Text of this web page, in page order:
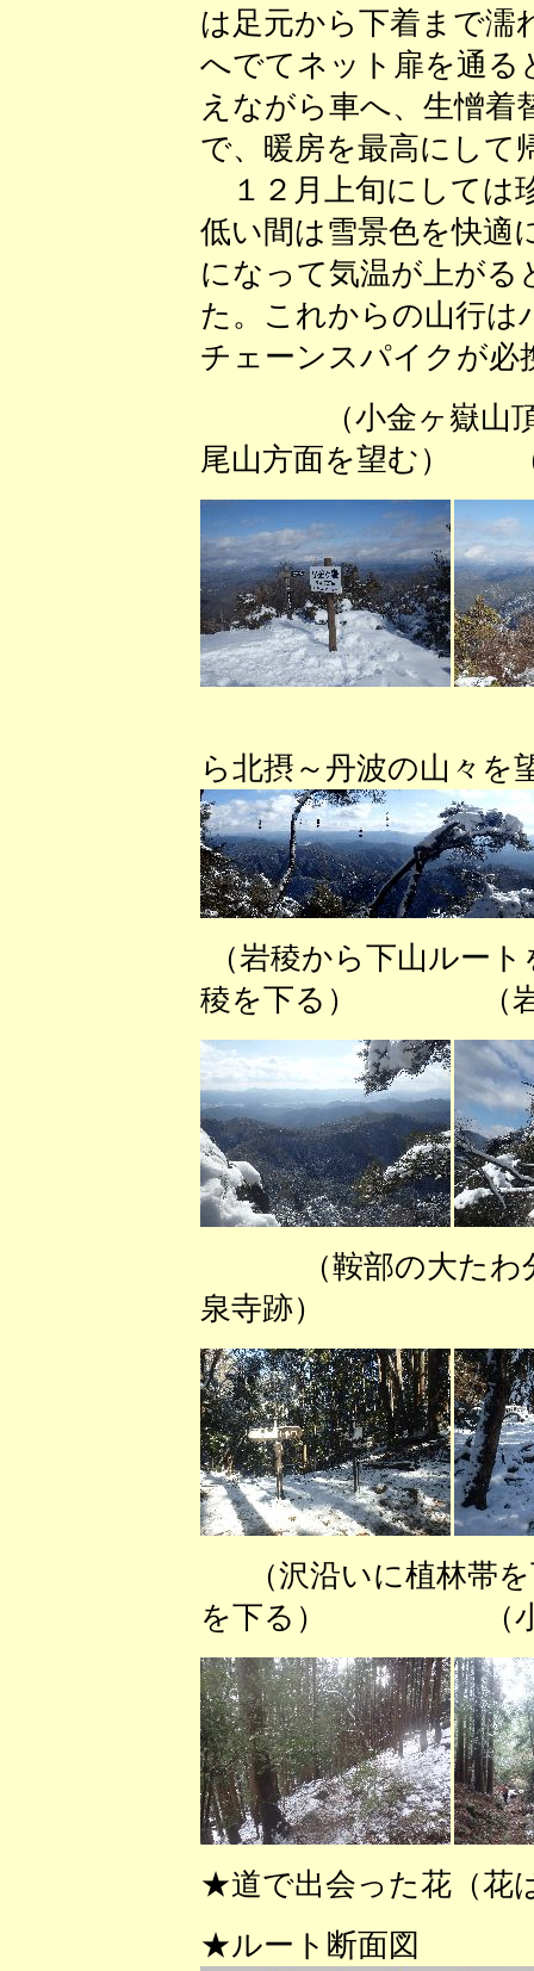
は足元から下着まで濡
へでてネット扉を通る
えながら車へ、生憎着
で、暖房を最高にして
１２月上旬にしては
低い間は雪景色を快適
になって気温が上がる
た。これからの山行は
チェーンスパイクが必
（小金ヶ嶽山
尾山方面を望む） （
ら北摂～丹波の山々を
（岩稜から下山ルー
稜を下る） （岩
（鞍部の大
泉寺跡） （沢
（沢沿いに植林
を下る） （小金
★道で出会った花（花
★ルート断面図